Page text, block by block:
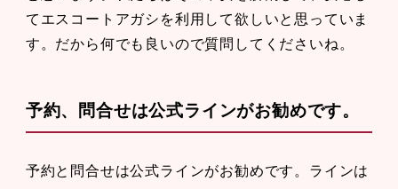
てエスコートアガシを利用して欲しいと思っていま
す。だから何でも良いので質問してくださいね。
予約、問合せは公式ラインがお勧めです。
予約と問合せは公式ラインがお勧めです。ラインは